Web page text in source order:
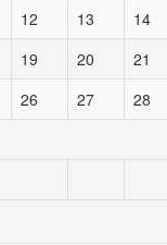
12 13 14
19 20 21
26 27 28